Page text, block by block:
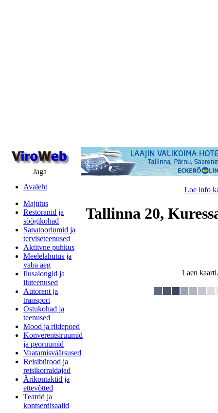
Jaga
Avaleht
Majutus
Restoranid ja
söögikohad
Sanatooriumid ja
terviseteenused
Aktiivne puhkus
Meelelahutus ja
vaba aeg
Ilusalongid ja
iluteenused
Autorent ja
transport
Ostukohad ja
teenused
Mood ja riidepoed
Konverentsiruumid
ja peoruumid
Vaatamisväärsused
Reisibürood ja
reisikorraldajad
Ärikontaktid ja
ettevõtted
Teatrid ja
kontserdisaalid
Loe info
Tallinna 20,
Laen